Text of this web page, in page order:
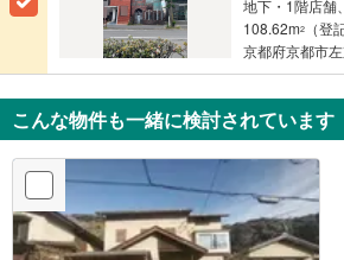
地下・1階店舗
108.62m2 （登
こんな物件も一緒に検討されています